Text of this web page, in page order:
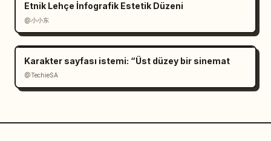
Etnik Lehçe İnfografik Estetik Düzeni
@小小东
Karakter sayfası istemi: “Üst düzey bir sinemat
@TechieSA